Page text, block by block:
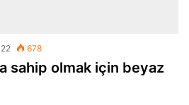
678
sahip olmak için beyaz